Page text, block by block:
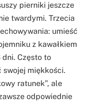
pierniki jeszcze
twardymi. Trzecia
umieść
z kawałkiem
dni. Często to
swojej miękkości.
ratunek”, ale
odpowiednie